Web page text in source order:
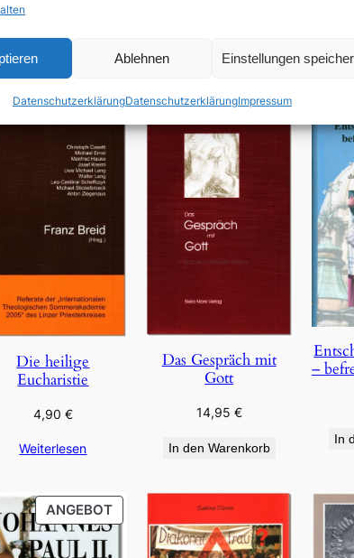
Ablehnen Einstellungen
DatenschutzerklärungDatenschutzerklärungImpressum
In den Warenkorb
Die heilige
Eucharistie
4,90 €
Weiterlesen
Das Gespräch mit
Gott
14,95 €
In den Warenkorb
–
In
ANGEBOTPRODUKT
IM
ANGEBOT